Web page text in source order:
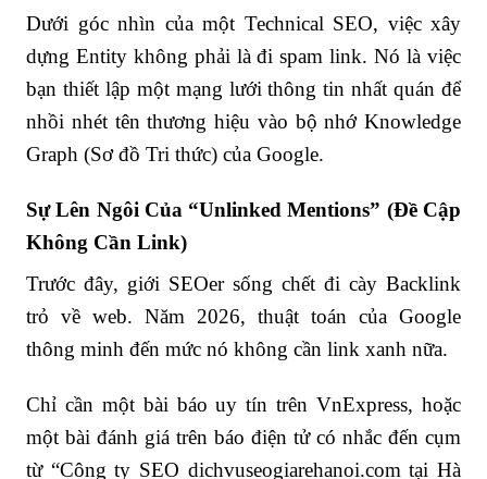
Dưới góc nhìn của một Technical SEO, việc xây
dựng Entity không phải là đi spam link. Nó là việc
bạn thiết lập một mạng lưới thông tin nhất quán để
nhồi nhét tên thương hiệu vào bộ nhớ Knowledge
Graph (Sơ đồ Tri thức) của Google.
Sự Lên Ngôi Của “Unlinked Mentions” (Đề Cập
Không Cần Link)
Trước đây, giới SEOer sống chết đi cày Backlink
trỏ về web. Năm 2026, thuật toán của Google
thông minh đến mức nó không cần link xanh nữa.
Chỉ cần một bài báo uy tín trên VnExpress, hoặc
một bài đánh giá trên báo điện tử có nhắc đến cụm
từ “Công ty SEO dichvuseogiarehanoi.com tại Hà